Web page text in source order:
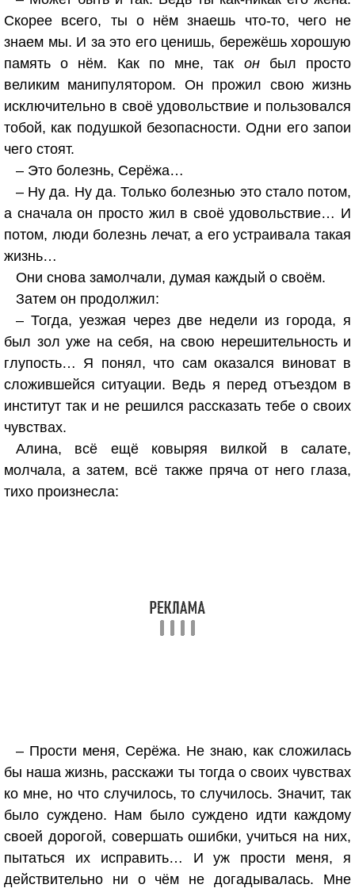
Скорее всего, ты о нём знаешь что-то, чего не
знаем мы. И за это его ценишь, бережёшь хорошую
память о нём. Как по мне, так онбыл просто
великим манипулятором. Он прожил свою жизнь
исключительно в своё удовольствие и пользовался
тобой, как подушкой безопасности. Одни его запои
чего стоят.
– Это болезнь, Серёжа…
– Ну да. Ну да. Только болезнью это стало потом,
а сначала он просто жил в своё удовольствие… И
потом, люди болезнь лечат, а его устраивала такая
жизнь…
Они снова замолчали, думая каждый о своём.
Затем он продолжил:
– Тогда, уезжая через две недели из города, я
был зол уже на себя, на свою нерешительность и
глупость… Я понял, что сам оказался виноват в
сложившейся ситуации. Ведь я перед отъездом в
институт так и не решился рассказать тебе о своих
чувствах.
Алина, всё ещё ковыряя вилкой в салате,
молчала, а затем, всё также пряча от него глаза,
тихо произнесла:
– Прости меня, Серёжа. Не знаю, как сложилась
бы наша жизнь, расскажи ты тогда о своих чувствах
ко мне, но что случилось, то случилось. Значит, так
было суждено. Нам было суждено идти каждому
своей дорогой, совершать ошибки, учиться на них,
пытаться их исправить… И уж прости меня, я
действительно ни о чём не догадывалась. Мне